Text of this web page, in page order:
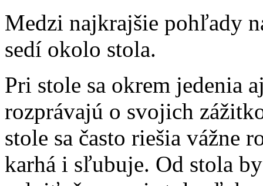
Medzi najkrajšie pohľady
sedí okolo stola.
Pri stole sa okrem jedenia
rozprávajú o svojich
stole sa často riešia vážne
karhá i sľubuje. Od stola